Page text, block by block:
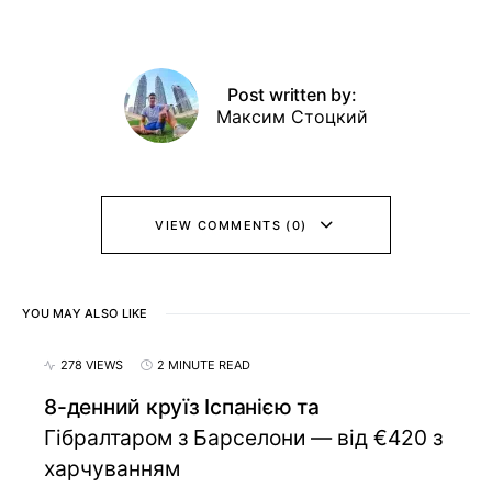
Post written by:
Максим Стоцкий
VIEW COMMENTS (0)
YOU MAY ALSO LIKE
278 VIEWS 2 MINUTE READ
8-денний круїз Іспанією та
Гібралтаром з Барселони — від €420 з
харчуванням